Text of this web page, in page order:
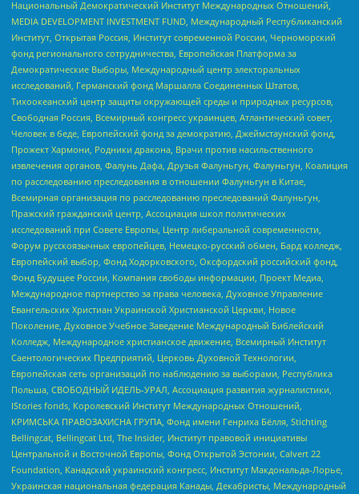
Национальный Демократический Институт Международных Отношений,
MEDIA DEVELOPMENT INVESTMENT FUND, Международный Республиканский
Институт, Открытая Россия, Институт современной России, Черноморский
фонд регионального сотрудничества, Европейская Платформа за
Демократические Выборы, Международный центр электоральных
исследований, Германский фонд Маршалла Соединенных Штатов,
Тихоокеанский центр защиты окружающей среды и природных ресурсов,
Свободная Россия, Всемирный конгресс украинцев, Атлантический совет,
Человек в беде, Европейский фонд за демократию, Джеймстаунский фонд,
Прожект Хармони, Родники дракона, Врачи против насильственного
извлечения органов, Фалунь Дафа, Друзья Фалуньгун, Фалуньгун, Коалиция
по расследованию преследования в отношении Фалуньгун в Китае,
Всемирная организация по расследованию преследований Фалуньгун,
Пражский гражданский центр, Ассоциация школ политических
исследований при Совете Европы, Центр либеральной современности,
Форум русскоязычных европейцев, Немецко-русский обмен, Бард колледж,
Европейский выбор, Фонд Ходорковского, Оксфордский российский фонд,
Фонд Будущее России, Компания свободы информации, Проект Медиа,
Международное партнерство за права человека, Духовное Управление
Евангельских Христиан Украинской Христианской Церкви, Новое
Поколение, Духовное Учебное Заведение Международный Библейский
Колледж, Международное христианское движение, Всемирный Институт
Саентологических Предприятий, Церковь Духовной Технологии,
Европейская сеть организаций по наблюдению за выборами, Республика
Польша, СВОБОДНЫЙ ИДЕЛЬ-УРАЛ, Ассоциация развития журналистики,
IStories fonds, Королевский Институт Международных Отношений,
КРИМСЬКА ПРАВОЗАХИСНА ГРУПА, Фонд имени Генриха Бёлля, Stichting
Bellingcat, Bellingcat Ltd, The Insider, Институт правовой инициативы
Центральной и Восточной Европы, Фонд Открытой Эстонии, Calvert 22
Foundation, Канадский украинский конгресс, Институт Макдональда-Лорье,
Украинская национальная федерация Канады, Декабристы, Международный